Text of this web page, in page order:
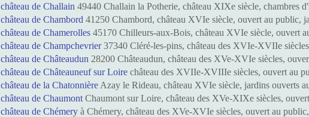
château de Challain 49440 Challain la Potherie, château XIXe siècle, chambres
château de Chambord 41250 Chambord, château XVIe siècle, ouvert au public,
château de Chamerolles45170 Chilleurs-aux-Bois, château XVIe siècle, ouvert
château de Champchevrier37340 Cléré-les-pins, château des XVIe-XVIIe
château de Châteaudun 28200 Châteaudun, château des XVe-XVIe siècles,
château de Châteauneuf sur Loirechâteau des XVIIe-XVIIIe siècles, ouvert au
château de la ChatonnièreAzay le Rideau, château XVIe siècle, jardins ouverts
château de ChaumontChaumont sur Loire, château des XVe-XIXe siècles,
château de Chémeryà Chémery, château des XVe-XVIe siècles, ouvert au